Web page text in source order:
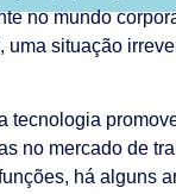
no mundo
uma situação
tecnologia
no mercado de
há alguns